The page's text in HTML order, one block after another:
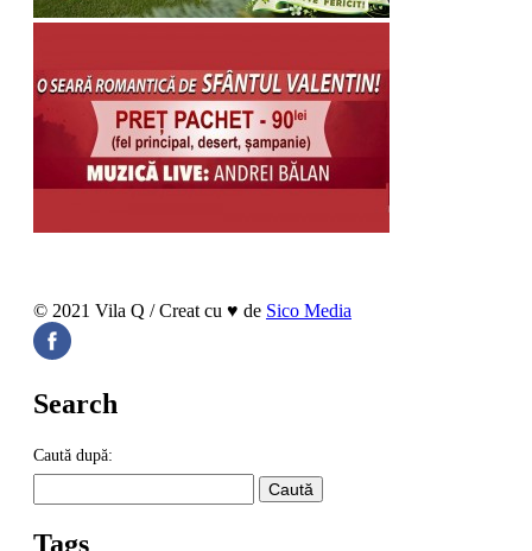
© 2021 Vila Q / Creat cu ♥ de Sico Media
Search
Caută după:
Tags